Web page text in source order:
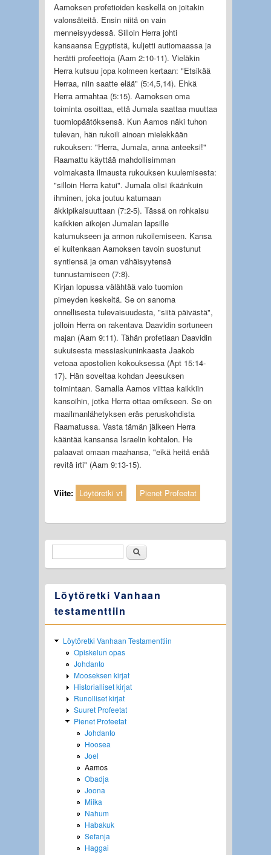
Aamoksen profetioiden keskellä on joitakin
valonsäteitä. Ensin niitä on vain
menneisyydessä. Silloin Herra johti
kansaansa Egyptistä, kuljetti autiomaassa ja
herätti profeettoja (Aam 2:10-11). Vieläkin
Herra kutsuu jopa kolmeen kertaan: "Etsikää
Herraa, niin saatte elää" (5:4,5,14). Ehkä
Herra armahtaa (5:15). Aamoksen oma
toiminta osoittaa, että Jumala saattaa muuttaa
tuomiopäätöksensä. Kun Aamos näki tuhon
tulevan, hän rukoili ainoan mielekkään
rukouksen: "Herra, Jumala, anna anteeksi!"
Raamattu käyttää mahdollisimman
voimakasta ilmausta rukouksen kuulemisesta:
"silloin Herra katui". Jumala olisi ikäänkuin
ihminen, joka joutuu katumaan
äkkipikaisuuttaan (7:2-5). Tässä on rohkaisu
kaikkien aikojen Jumalan lapsille
katumukseen ja armon rukoilemiseen. Kansa
ei kuitenkaan Aamoksen tavoin suostunut
syntiensä ja oman vähäisyytensä
tunnustamiseen (7:8).
Kirjan lopussa välähtää valo tuomion
pimeyden keskeltä. Se on sanoma
onnellisesta tulevaisuudesta, "siitä päivästä",
jolloin Herra on rakentava Daavidin sortuneen
majan (Aam 9:11). Tähän profetiaan Daavidin
sukuisesta messiaskuninkaasta Jaakob
vetoaa apostolien kokouksessa (Apt 15:14-
17). Hän soveltaa kohdan Jeesuksen
toimintaan. Samalla Aamos viittaa kaikkiin
kansoihin, jotka Herra ottaa omikseen. Se on
maailmanlähetyksen eräs peruskohdista
Raamatussa. Vasta tämän jälkeen Herra
kääntää kansansa Israelin kohtalon. He
palaavat omaan maahansa, "eikä heitä enää
revitä irti" (Aam 9:13-15).
Viite: Löytöretki vt Pienet Profeetat
HakulomakeEtsi
Löytöretki Vanhaan
testamenttiin
Löytöretki Vanhaan Testamenttiin
Opiskelun opas
Johdanto
Mooseksen kirjat
Historialliset kirjat
Runolliset kirjat
Suuret Profeetat
Pienet Profeetat
Johdanto
Hoosea
Joel
Aamos
Obadja
Joona
Miika
Nahum
Habakuk
Sefanja
Haggai